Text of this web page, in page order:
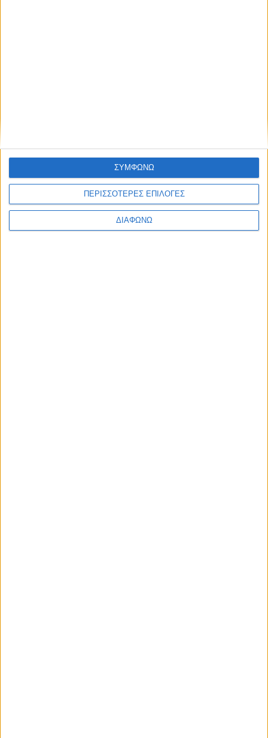
ΠΕΡΙΣΣΟΤΕΡΕΣ ΕΠΙΛΟΓΕΣ
ΔΙΑΦΩΝΩ
ΣΥΜΦΩΝΩ